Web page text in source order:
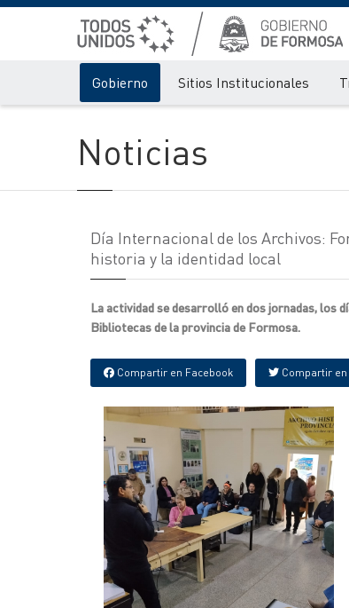
Gobierno Sitios Institucionales
Noticias
Día Internacional de los Archivos:
historia y la identidad local
La actividad se desarrolló en dos jornadas, los
Bibliotecas de la provincia de Formosa.
Compartir en Facebook Compartir en